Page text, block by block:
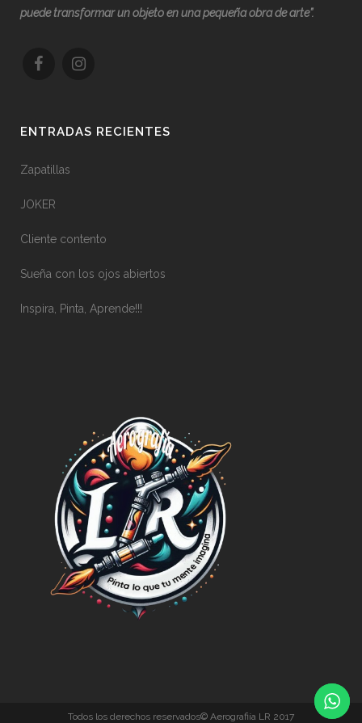
puede transformar un objeto en una pequeña obra de arte”.
ENTRADAS RECIENTES
Zapatillas
JOKER
Cliente contento
Sueña con los ojos abiertos
Inspira, Pinta, Aprende!!!
Todos los derechos reservados© Aerografiía LR 2017